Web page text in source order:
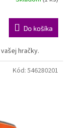
Do košíka
hračky.
Kód: 546280201